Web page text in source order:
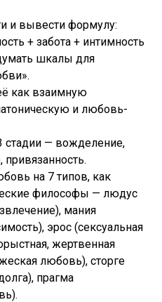
и вывести формулу:
+ забота + интимность
шкалы для
как взаимную
и любовь-
стадии — вожделение,
привязанность.
на 7 типов, как
философы — людус
мания
эрос (сексуальная
жертвенная
любовь), сторге
прагма